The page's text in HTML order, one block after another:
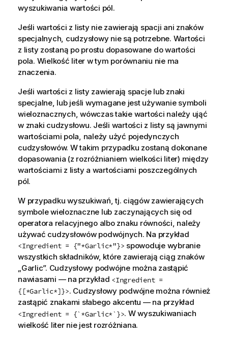
wyszukiwania wartości pól.
Jeśli wartości z listy nie zawierają spacji ani znaków
specjalnych, cudzysłowy nie są potrzebne. Wartości
z listy zostaną po prostu dopasowane do wartości
pola. Wielkość liter w tym porównaniu nie ma
znaczenia.
Jeśli wartości z listy zawierają spacje lub znaki
specjalne, lub jeśli wymagane jest używanie symboli
wieloznacznych, wówczas takie wartości należy ująć
w znaki cudzysłowu. Jeśli wartości z listy są jawnymi
wartościami pola, należy użyć pojedynczych
cudzysłowów. W takim przypadku zostaną dokonane
dopasowania (z rozróżnianiem wielkości liter) między
wartościami z listy a wartościami poszczególnych
pól.
W przypadku wyszukiwań, tj. ciągów zawierających
symbole wieloznaczne lub zaczynających się od
operatora relacyjnego albo znaku równości, należy
używać cudzysłowów podwójnych. Na przykład
<Ingredient = {"*Garlic*"}> spowoduje wybranie
wszystkich składników, które zawierają ciąg znaków
„Garlic”. Cudzysłowy podwójne można zastąpić
nawiasami — na przykład <Ingredient =
{[*Garlic*]}>. Cudzysłowy podwójne można również
zastąpić znakami słabego akcentu — na przykład
<Ingredient = {`*Garlic*`}>. W wyszukiwaniach
wielkość liter nie jest rozróżniana.